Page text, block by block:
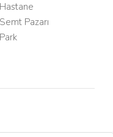
Hastane
Semt Pazarı
Park